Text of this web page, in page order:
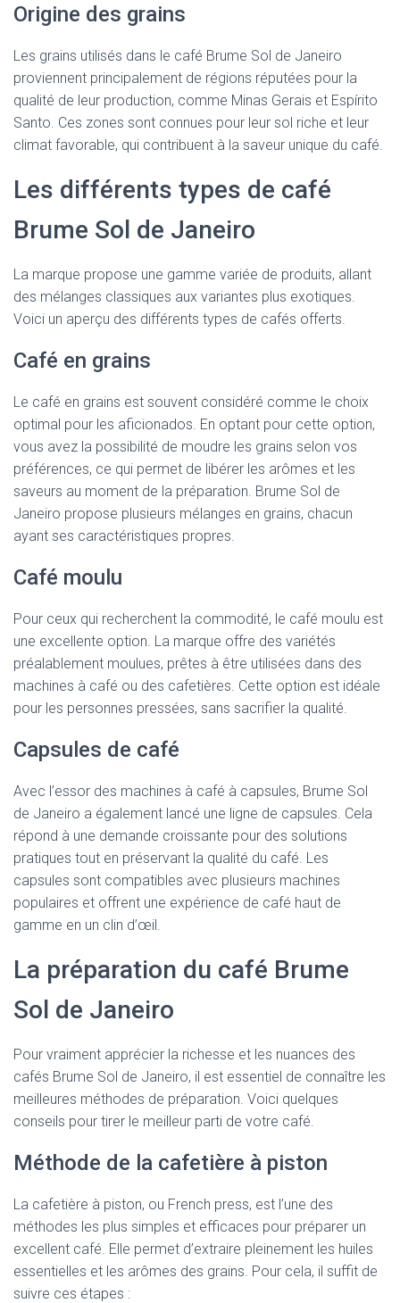
Origine des grains
Les grains utilisés dans le café Brume Sol de Janeiro
proviennent principalement de régions réputées pour la
qualité de leur production, comme Minas Gerais et Espírito
Santo. Ces zones sont connues pour leur sol riche et leur
climat favorable, qui contribuent à la saveur unique du café.
Les différents types de café
Brume Sol de Janeiro
La marque propose une gamme variée de produits, allant
des mélanges classiques aux variantes plus exotiques.
Voici un aperçu des différents types de cafés offerts.
Café en grains
Le café en grains est souvent considéré comme le choix
optimal pour les aficionados. En optant pour cette option,
vous avez la possibilité de moudre les grains selon vos
préférences, ce qui permet de libérer les arômes et les
saveurs au moment de la préparation. Brume Sol de
Janeiro propose plusieurs mélanges en grains, chacun
ayant ses caractéristiques propres.
Café moulu
Pour ceux qui recherchent la commodité, le café moulu est
une excellente option. La marque offre des variétés
préalablement moulues, prêtes à être utilisées dans des
machines à café ou des cafetières. Cette option est idéale
pour les personnes pressées, sans sacrifier la qualité.
Capsules de café
Avec l’essor des machines à café à capsules, Brume Sol
de Janeiro a également lancé une ligne de capsules. Cela
répond à une demande croissante pour des solutions
pratiques tout en préservant la qualité du café. Les
capsules sont compatibles avec plusieurs machines
populaires et offrent une expérience de café haut de
gamme en un clin d’œil.
La préparation du café Brume
Sol de Janeiro
Pour vraiment apprécier la richesse et les nuances des
cafés Brume Sol de Janeiro, il est essentiel de connaître les
meilleures méthodes de préparation. Voici quelques
conseils pour tirer le meilleur parti de votre café.
Méthode de la cafetière à piston
La cafetière à piston, ou French press, est l’une des
méthodes les plus simples et efficaces pour préparer un
excellent café. Elle permet d’extraire pleinement les huiles
essentielles et les arômes des grains. Pour cela, il suffit de
suivre ces étapes :